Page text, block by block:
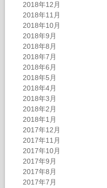
2018年12月
2018年11月
2018年10月
2018年9月
2018年8月
2018年7月
2018年6月
2018年5月
2018年4月
2018年3月
2018年2月
2018年1月
2017年12月
2017年11月
2017年10月
2017年9月
2017年8月
2017年7月